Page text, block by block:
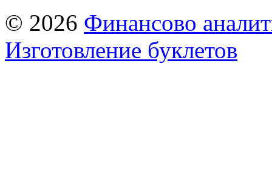
© 2026 Финансово
Изготовление буклетов